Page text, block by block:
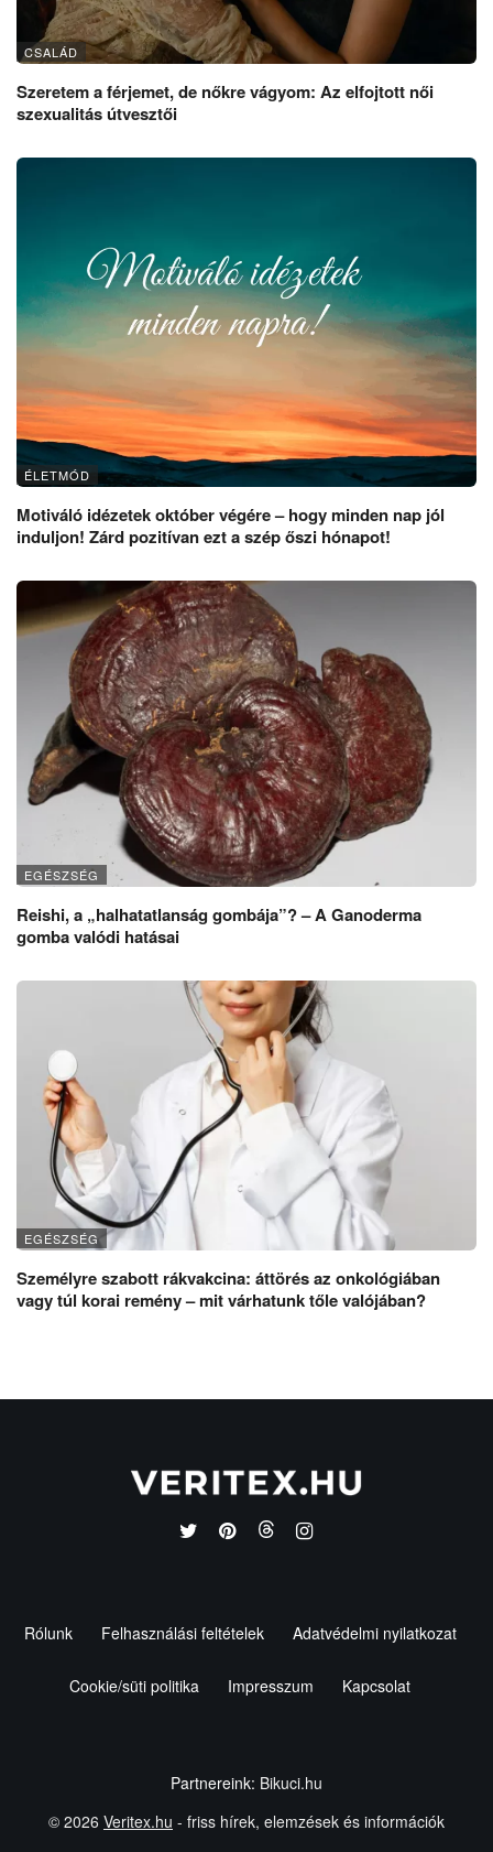
CSALÁD
Szeretem a férjemet, de nőkre vágyom: Az elfojtott női
szexualitás útvesztői
ÉLETMÓD
Motiváló idézetek október végére – hogy minden nap jól
induljon! Zárd pozitívan ezt a szép őszi hónapot!
EGÉSZSÉG
Reishi, a „halhatatlanság gombája”? – A Ganoderma
gomba valódi hatásai
EGÉSZSÉG
Személyre szabott rákvakcina: áttörés az onkológiában
vagy túl korai remény – mit várhatunk tőle valójában?
Rólunk Felhasználási feltételek Adatvédelmi nyilatkozat
Cookie/süti politika Impresszum Kapcsolat
Partnereink: Bikuci.hu
© 2026 Veritex.hu - friss hírek, elemzések és információk